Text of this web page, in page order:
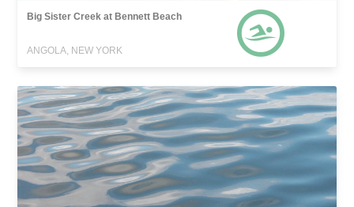
Big Sister Creek at Bennett Beach
ANGOLA, NEW YORK